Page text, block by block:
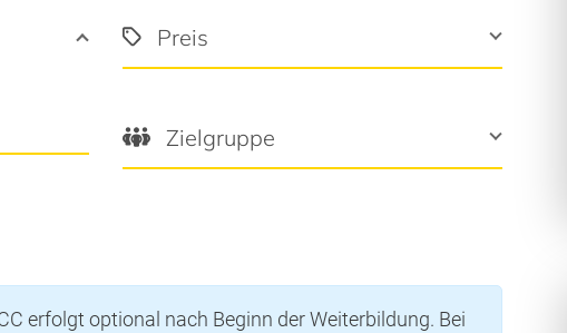
Preis
Zielgruppe
erfolgt optional nach Beginn der Weiterbildung. Bei